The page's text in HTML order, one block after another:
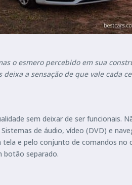
o esmero percebido em sua
a sensação de que vale cada
sem deixar de ser funcionais.
de áudio, vídeo (DVD) e
e pelo conjunto de comandos no
botão separado.